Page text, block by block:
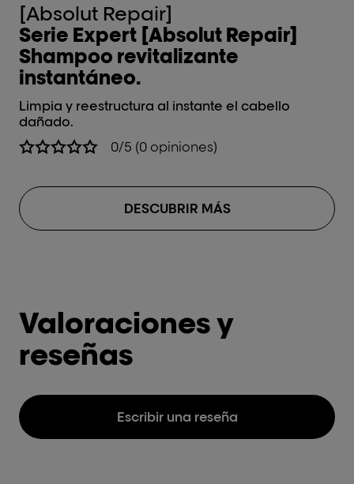
[Absolut Repair]
Serie Expert [Absolut Repair]
Shampoo revitalizante
instantáneo.
Limpia y reestructura al instante el cabello
dañado.
0/5 (0 opiniones)
DESCUBRIR MÁS
Valoraciones y
reseñas
Escribir una reseña